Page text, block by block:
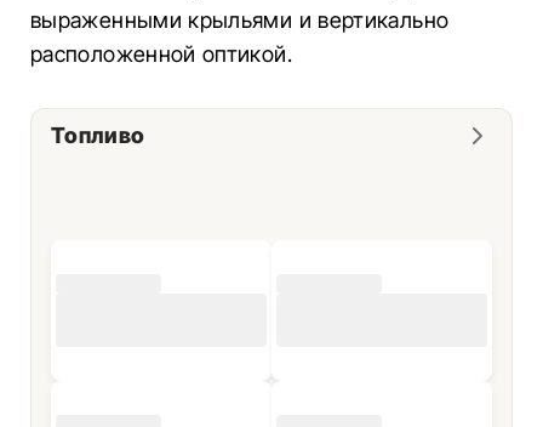
выраженными крыльями и вертикально
расположенной оптикой.
Топливо